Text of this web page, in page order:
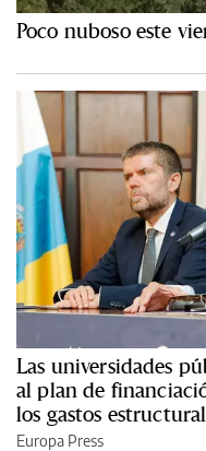
Poco nuboso este
Las universidades
al plan de
los gastos
Europa Press